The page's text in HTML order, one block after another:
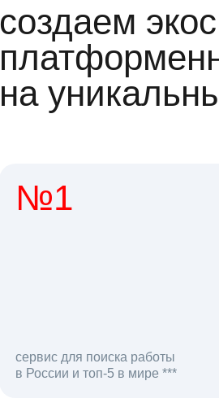
создаем
на
№1
сервис для поиска работы
в России и топ-5 в мире ***
откликов на вакансии